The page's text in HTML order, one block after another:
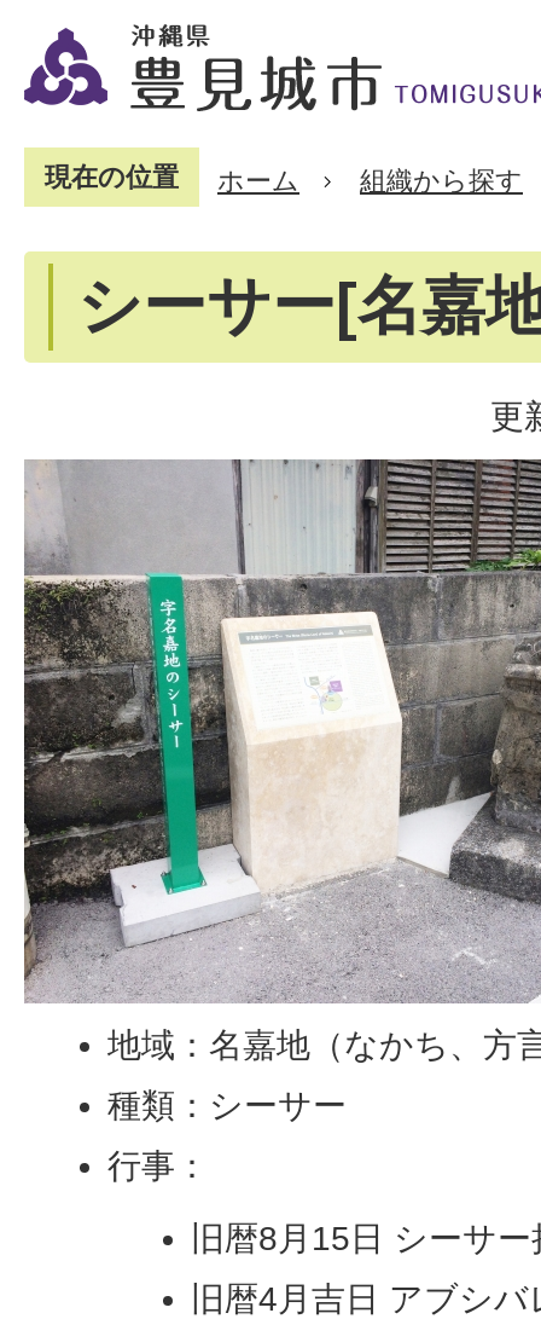
現在の位置 ホーム 組織から探す
シーサー[名嘉
更
地域：名嘉地（なかち、方
種類：シーサー
行事：
旧暦8月15日 シーサ
旧暦4月吉日 アブシバ